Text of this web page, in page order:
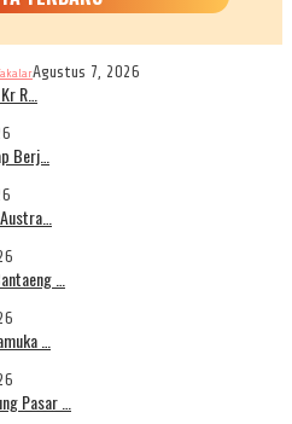
Agustus 7, 2026
R…
Berj…
…
…
Pasar …